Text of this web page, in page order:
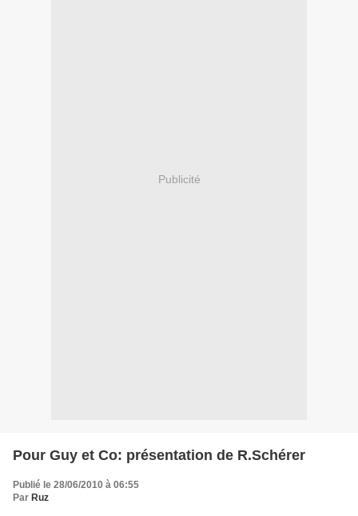
Publicité
Pour Guy et Co: présentation de R.Schérer
Publié le 28/06/2010 à 06:55
Par Ruz